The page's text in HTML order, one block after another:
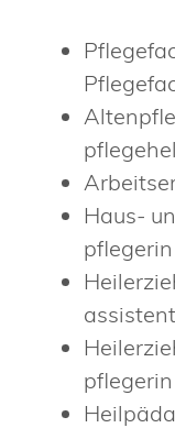
Haus-
pflegerin
pflegerin